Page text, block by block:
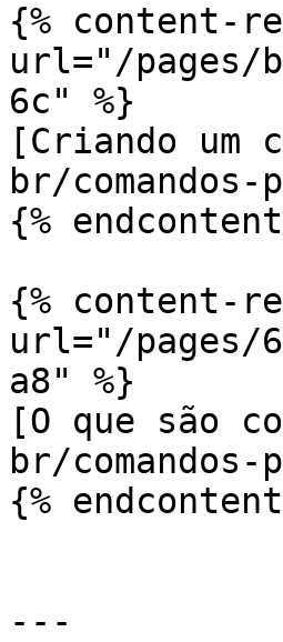
{% content-
url="/pages/
6c" %}
[Criando um
br/
{%
{% content-
url="/pages/
a8" %}
[O que são
br/
{%
---